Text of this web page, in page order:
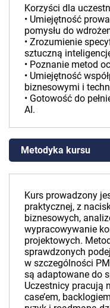
Korzyści dla
• Umiejętność
pomysłu do
• Zrozumienie
sztuczną
• Poznanie metod
• Umiejętność
biznesowymi i
• Gotowość do
AI.
Metodyka kursu
Kurs prowadzony
praktycznej, z
biznesowych,
wypracowywanie
projektowych.
sprawdzonych
w szczególności
są adaptowane do
Uczestnicy pracują
case’em,